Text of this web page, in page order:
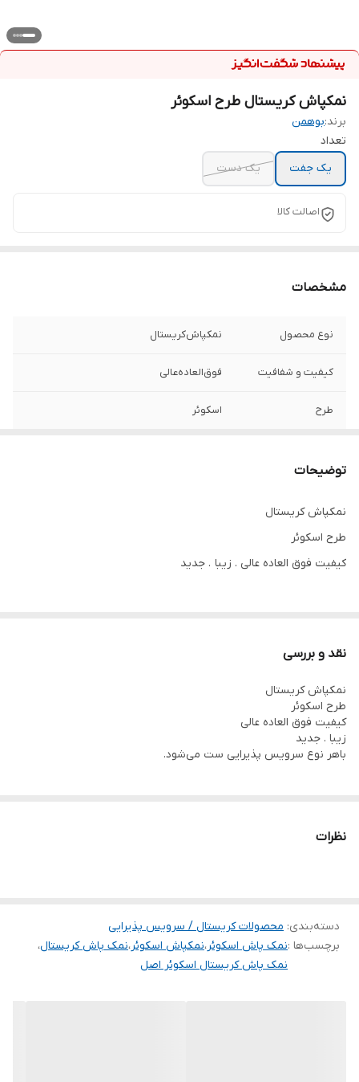
نمکپاش کریستال طرح اسکوئر
برند:بوهمن
تعداد
یک جفت
یک دست
اصالت کالا
مشخصات
نوع محصول نمکپاش‌کریستال
کیفیت و شفافیت فوق‌العاده‌عالی
طرح اسکوئر
توضیحات
نمکپاش کریستال
طرح اسکوئر
کیفیت فوق العاده عالی . زیبا . جدید
نقد و بررسی
نمکپاش کریستال
طرح اسکوئر
کیفیت فوق العاده عالی
زیبا . جدید
باهر نوع سرویس پذیرایی ست می‌شود.
نظرات
دسته‌بندی: محصولات کریستال / سرویس پذیرایی
برچسب‌ها :نمک پاش اسکوئر،نمکپاش اسکوئر،نمک پاش کریستال،
نمک پاش کریستال اسکوئر اصل